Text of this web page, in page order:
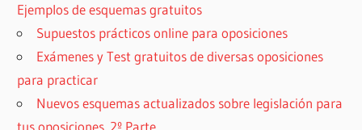
Ejemplos de esquemas gratuitos
Supuestos prácticos online para oposiciones
Exámenes y Test gratuitos de diversas oposiciones
para practicar
Nuevos esquemas actualizados sobre legislación para
tus oposiciones. 2º Parte